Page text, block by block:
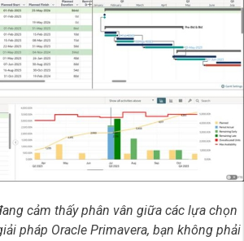
chọn
tối
ưu
cho
Doanh
nghiệp?”
cảm thấy phân vân giữa các lựa chọn
pháp Oracle Primavera, bạn không phải